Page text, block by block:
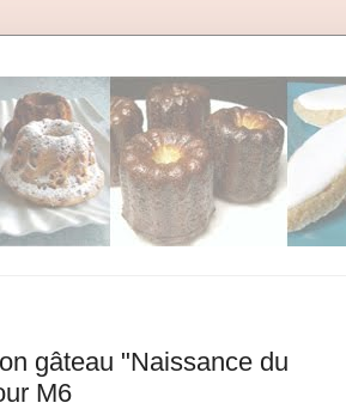
gâteau "Naissance du
M6